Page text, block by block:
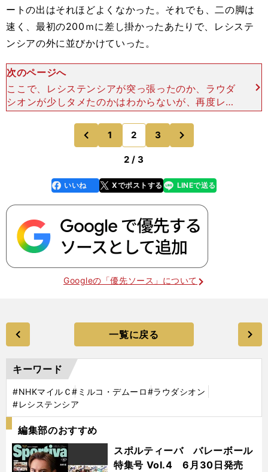
ートの出はそれほどよくなかった。それでも、二の脚は
速く、最初の200ｍに差し掛かったあたりで、レシステ
ンシアの外に並びかけていった。
次のページへ
ここで、レシステンシアが突っ張ったのか、ラウダ
シオンが少しタメたのかはわからないが、再度レシ
ステンシアが単騎先頭となってレースは進んだ。
前半800ｍの通過タイムは46秒０。戦前の予想ど
おり、速いペー
前
のページへ
1 2 3
のページへ
2 / 3
faceboo
k
いいね Xでポストする
line LINEで送る
Googleの「優先ソース」について
一覧に戻る
キーワード
#NHKマイルＣ#ミルコ・デムーロ#ラウダシオン
#レシステンシア
編集部のおすすめ
スポルティーバ バレーボール
特集号 Vol.4 6月30日発売